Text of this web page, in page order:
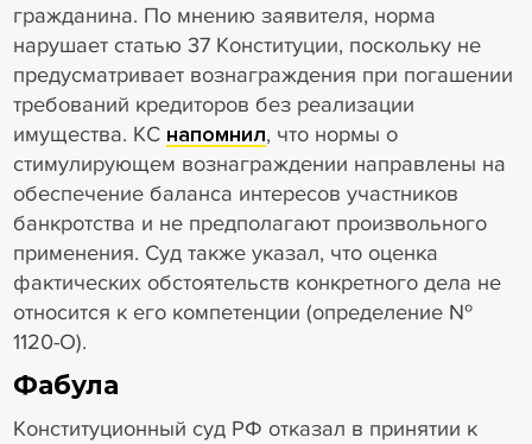
гражданина. По мнению заявителя, норма
нарушает статью 37 Конституции, поскольку не
предусматривает вознаграждения при погашении
требований кредиторов без реализации
имущества. КС напомнил, что нормы о
стимулирующем вознаграждении направлены на
обеспечение баланса интересов участников
банкротства и не предполагают произвольного
применения. Суд также указал, что оценка
фактических обстоятельств конкретного дела не
относится к его компетенции (определение №
1120-О).
Фабула
Конституционный суд РФ отказал в принятии к